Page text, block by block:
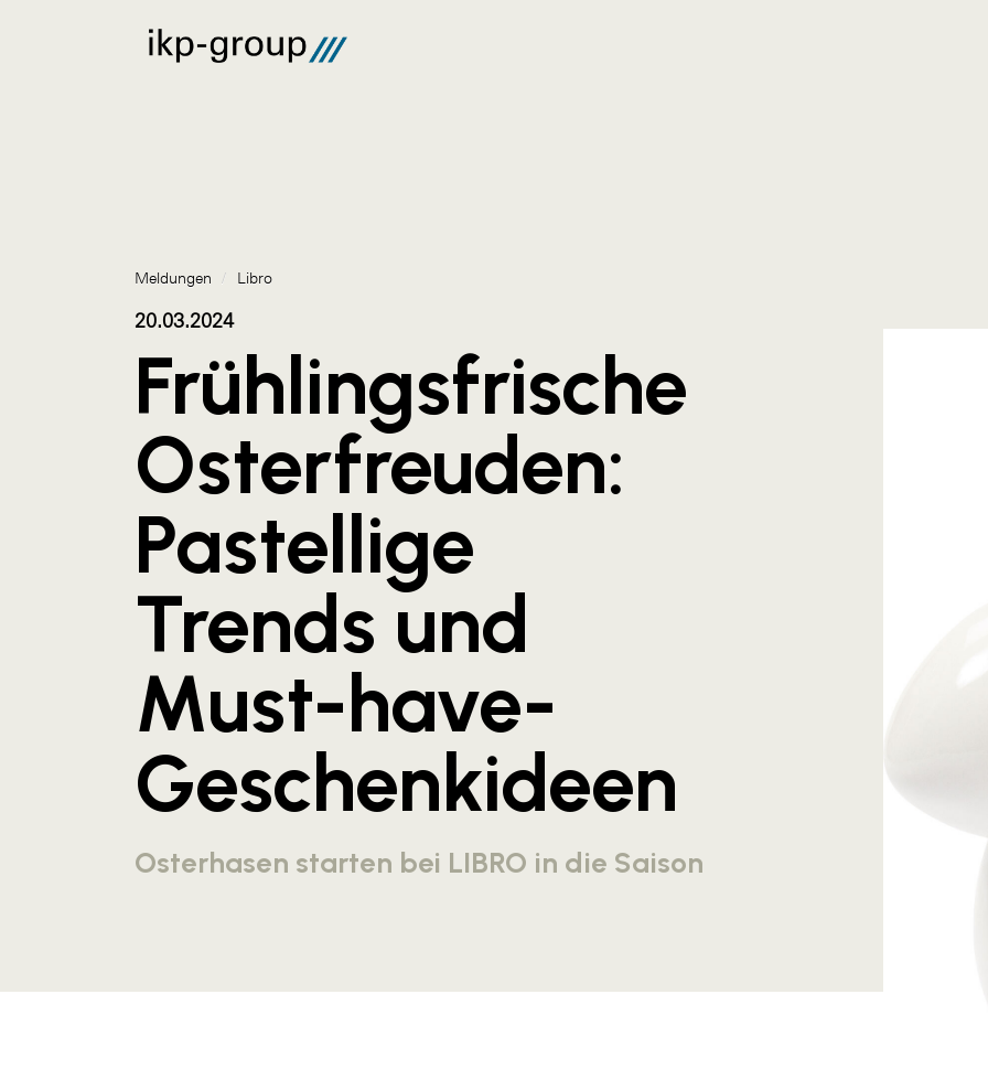
Meldungen / Libro
20.03.2024
Frühlingsfrische
Osterfreuden:
Pastellige
Trends und
Must-have-
Geschenkideen
Osterhasen starten bei LIBRO in die Saison